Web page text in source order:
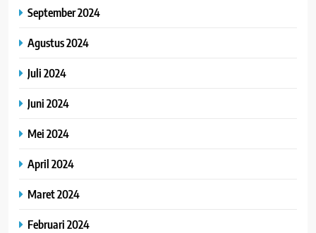
September 2024
Agustus 2024
Juli 2024
Juni 2024
Mei 2024
April 2024
Maret 2024
Februari 2024